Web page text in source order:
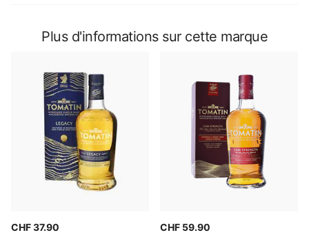
Plus d'informations sur cette marque
CHF 37.90
CHF 59.90